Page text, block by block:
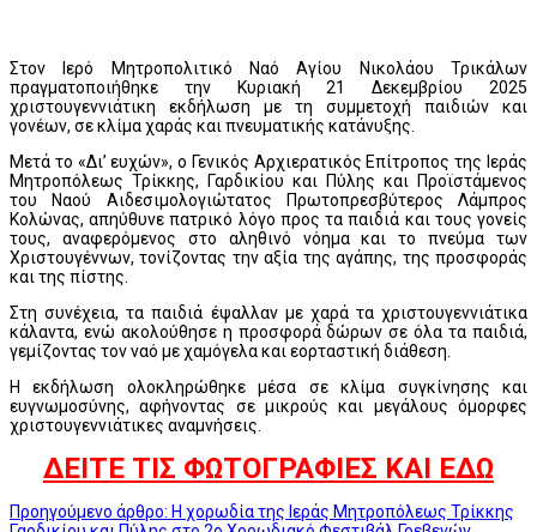
Στον Ιερό Μητροπολιτικό Ναό Αγίου Νικολάου Τρικάλων
πραγματοποιήθηκε την Κυριακή 21 Δεκεμβρίου 2025
χριστουγεννιάτικη εκδήλωση με τη συμμετοχή παιδιών και
γονέων, σε κλίμα χαράς και πνευματικής κατάνυξης.
Μετά το «Δι’ ευχών», ο Γενικός Αρχιερατικός Επίτροπος της Ιεράς
Μητροπόλεως Τρίκκης, Γαρδικίου και Πύλης και Προϊστάμενος
του Ναού Αιδεσιμολογιώτατος Πρωτοπρεσβύτερος Λάμπρος
Κολώνας, απηύθυνε πατρικό λόγο προς τα παιδιά και τους γονείς
τους, αναφερόμενος στο αληθινό νόημα και το πνεύμα των
Χριστουγέννων, τονίζοντας την αξία της αγάπης, της προσφοράς
και της πίστης.
Στη συνέχεια, τα παιδιά έψαλλαν με χαρά τα χριστουγεννιάτικα
κάλαντα, ενώ ακολούθησε η προσφορά δώρων σε όλα τα παιδιά,
γεμίζοντας τον ναό με χαμόγελα και εορταστική διάθεση.
Η εκδήλωση ολοκληρώθηκε μέσα σε κλίμα συγκίνησης και
ευγνωμοσύνης, αφήνοντας σε μικρούς και μεγάλους όμορφες
χριστουγεννιάτικες αναμνήσεις.
ΔΕΙΤΕ ΤΙΣ ΦΩΤΟΓΡΑΦΙΕΣ ΚΑΙ ΕΔΩ
Προηγούμενο άρθρο: Η χορωδία της Ιεράς Μητροπόλεως Τρίκκης